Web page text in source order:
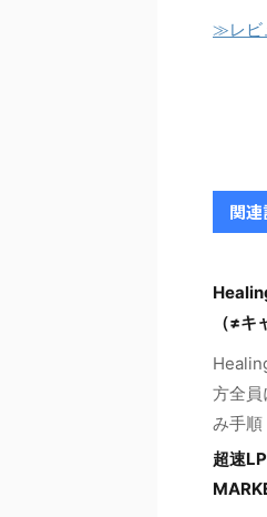
≫レビ
関連
（≠キ
方全
み手順
超速